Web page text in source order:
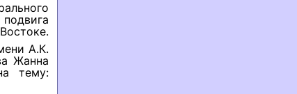
А.К.
Жанна
тему: